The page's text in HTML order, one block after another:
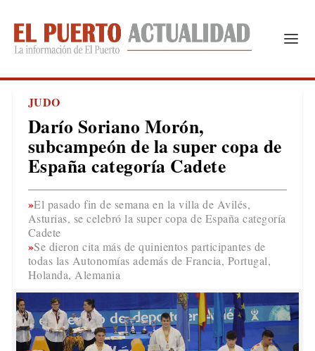
JUDO
Darío Soriano Morón,
subcampeón de la super copa de
España categoría Cadete
El pasado fin de semana en la villa de Avilés,
Asturias, se celebró la super copa de España categoría
Cadete
Se dieron cita más de quinientos participantes de
todas las Autonomías además de Francia, Portugal,
Holanda, Alemania